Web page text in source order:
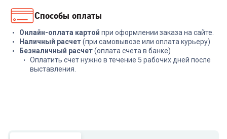
Способы оплаты
Онлайн-оплата картой при оформлении заказа на сайте.
Наличный расчет(при самовывозе или оплата курьеру)
Безналичный расчет(оплата счета в банке)
Оплатить счет нужно в течение 5 рабочих дней после
выставления.